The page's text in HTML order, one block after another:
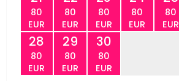
80
EUR
80
EUR
80
EUR
80
EUR
80
EUR
28
80
EUR
29
80
EUR
30
80
EUR